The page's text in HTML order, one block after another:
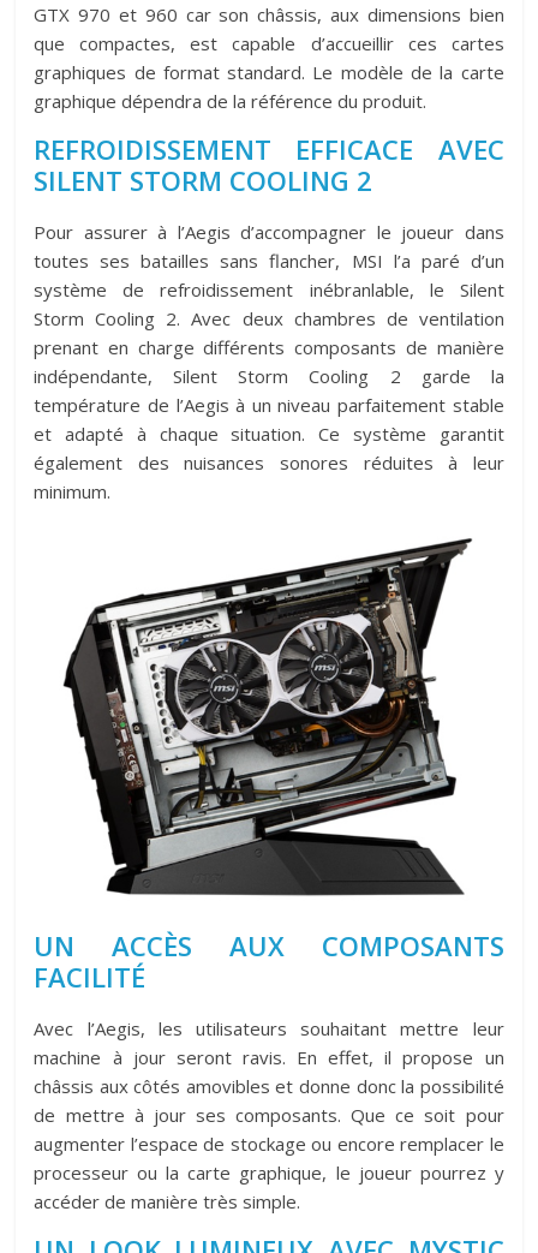
GTX 970 et 960 car son châssis, aux dimensions bien
que compactes, est capable d’accueillir ces cartes
graphiques de format standard. Le modèle de la carte
graphique dépendra de la référence du produit.
REFROIDISSEMENT EFFICACE AVEC
SILENT STORM COOLING 2
Pour assurer à l’Aegis d’accompagner le joueur dans
toutes ses batailles sans flancher, MSI l’a paré d’un
système de refroidissement inébranlable, le Silent
Storm Cooling 2. Avec deux chambres de ventilation
prenant en charge différents composants de manière
indépendante, Silent Storm Cooling 2 garde la
température de l’Aegis à un niveau parfaitement stable
et adapté à chaque situation. Ce système garantit
également des nuisances sonores réduites à leur
minimum.
UN ACCÈS AUX COMPOSANTS
FACILITÉ
Avec l’Aegis, les utilisateurs souhaitant mettre leur
machine à jour seront ravis. En effet, il propose un
châssis aux côtés amovibles et donne donc la possibilité
de mettre à jour ses composants. Que ce soit pour
augmenter l’espace de stockage ou encore remplacer le
processeur ou la carte graphique, le joueur pourrez y
accéder de manière très simple.